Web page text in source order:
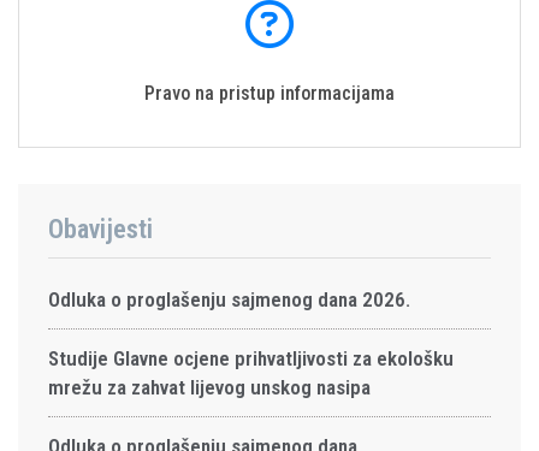
Pravo na pristup informacijama
Obavijesti
Odluka o proglašenju sajmenog dana 2026.
Studije Glavne ocjene prihvatljivosti za ekološku
mrežu za zahvat lijevog unskog nasipa
Odluka o proglašenju sajmenog dana